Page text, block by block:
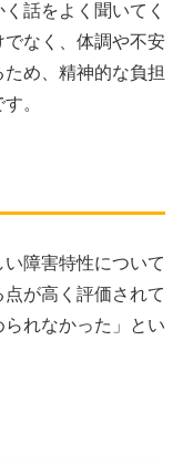
話をよく聞いてく
なく、体調や不安
め、精神的な負担
。
障害特性について
が高く評価されて
れなかった」とい